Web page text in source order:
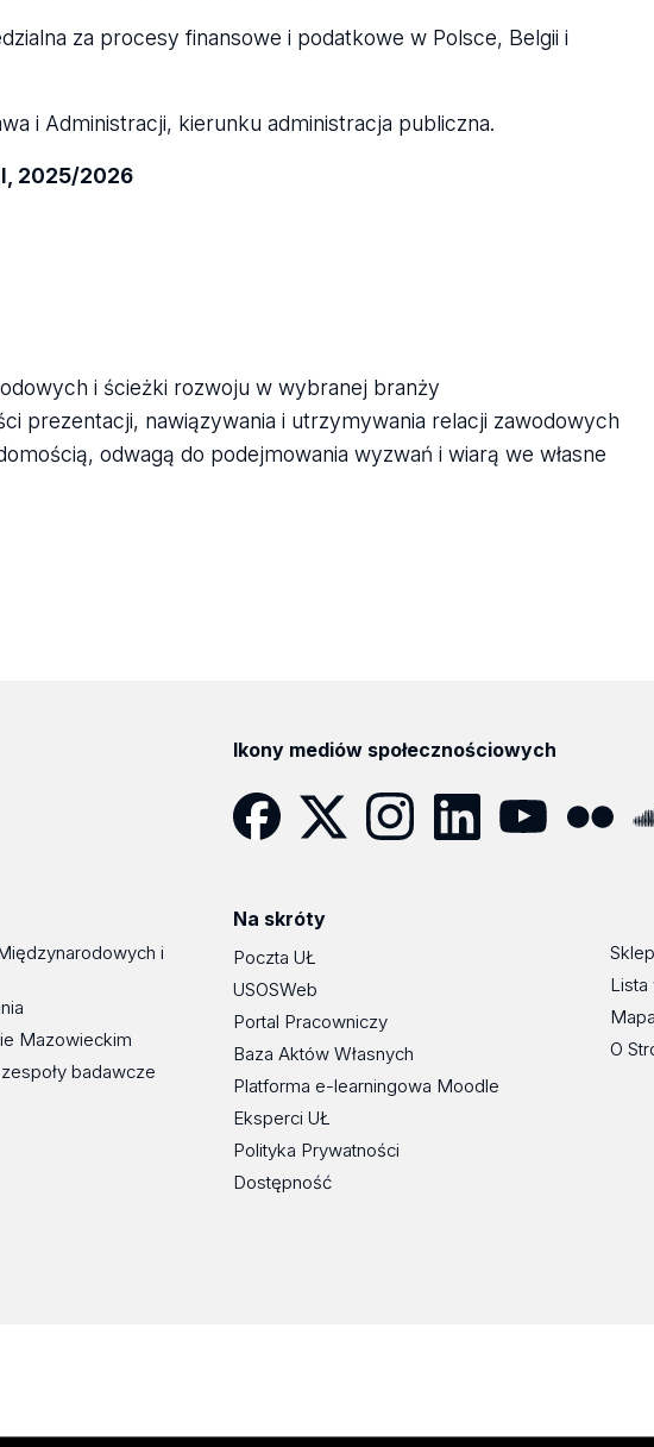
za procesy finansowe i podatkowe w Polsce, Belgii i
i Administracji, kierunku administracja publiczna.
2025/2026
i ścieżki rozwoju w wybranej branży
prezentacji, nawiązywania i utrzymywania relacji zawodowych
odwagą do podejmowania wyzwań i wiarą we własne
Ikony mediów społecznościowych
i
Mazowieckim
badawcze
Na skróty
Poczta UŁ
USOSWeb
Portal Pracowniczy
Baza Aktów Własnych
Platforma e-learningowa Moodle
Eksperci UŁ
Polityka Prywatności
Dostępność
Lista
O